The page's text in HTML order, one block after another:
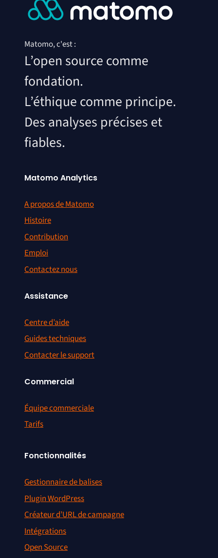
Matomo, c'est :
L’open source comme
fondation.
L’éthique comme principe.
Des analyses précises et
fiables.
Matomo Analytics
A propos de Matomo
Histoire
Contribution
Emploi
Contactez nous
Assistance
Centre d’aide
Guides techniques
Contacter le support
Commercial
Équipe commerciale
Tarifs
Fonctionnalités
Gestionnaire de balises
Plugin WordPress
Créateur d’URL de campagne
Intégrations
Open Source